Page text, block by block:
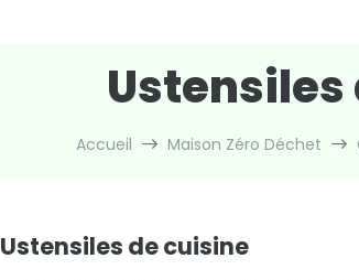
Accueil Maison Zéro Déchet
Ustensiles de cuisine